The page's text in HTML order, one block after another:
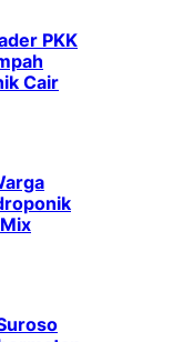
PKK
Cair